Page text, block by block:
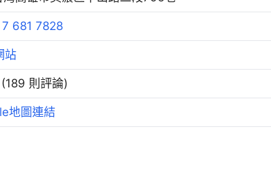
681 7828
站
則評論)
地圖連結